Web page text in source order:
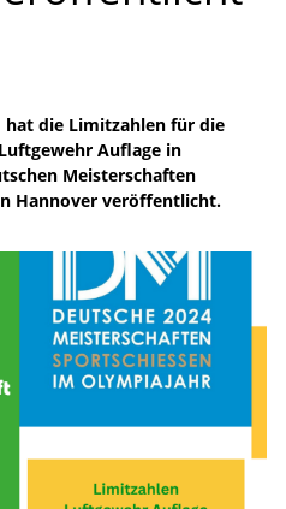
hat die Limitzahlen für die
Auflage in
Meisterschaften
Hannover veröffentlicht.